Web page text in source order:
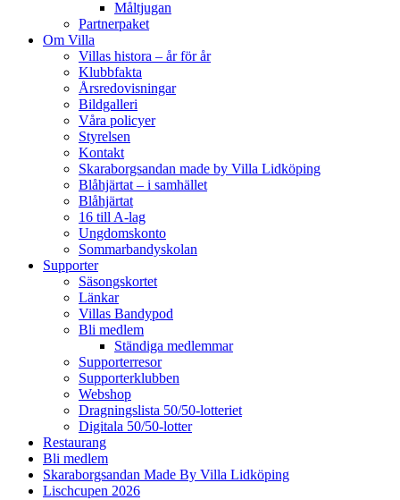
Måltjugan
Partnerpaket
Om Villa
Villas histora – år för år
Klubbfakta
Årsredovisningar
Bildgalleri
Våra policyer
Styrelsen
Kontakt
Skaraborgsandan made by Villa Lidköping
Blåhjärtat – i samhället
Blåhjärtat
16 till A-lag
Ungdomskonto
Sommarbandyskolan
Supporter
Säsongskortet
Länkar
Villas Bandypod
Bli medlem
Ständiga medlemmar
Supporterresor
Supporterklubben
Webshop
Dragningslista 50/50-lotteriet
Digitala 50/50-lotter
Restaurang
Bli medlem
Skaraborgsandan Made By Villa Lidköping
Lischcupen 2026